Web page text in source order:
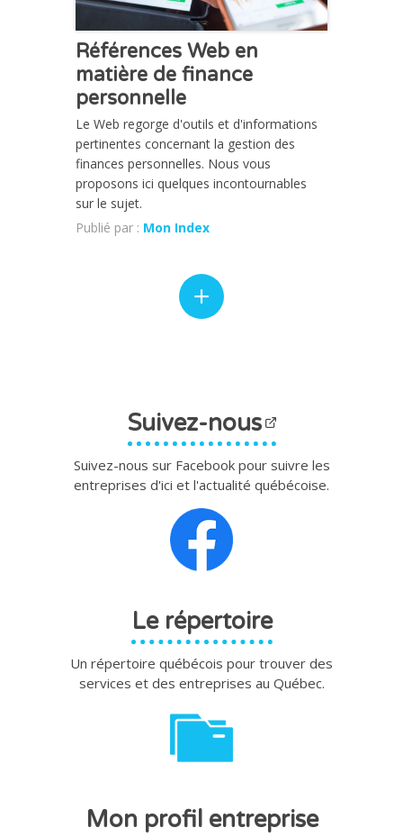
Références Web en
matière de finance
personnelle
Le Web regorge d'outils et d'informations
pertinentes concernant la gestion des
finances personnelles. Nous vous
proposons ici quelques incontournables
sur le sujet.
Publié par : Mon Index
Suivez-nous
Suivez-nous sur Facebook pour suivre les
entreprises d'ici et l'actualité québécoise.
Le répertoire
Un répertoire québécois pour trouver des
services et des entreprises au Québec.
Mon profil entreprise